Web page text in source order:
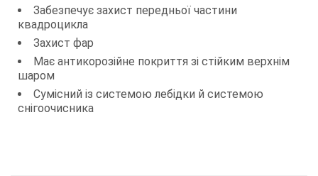
Забезпечує захист передньої частини
квадроцикла
Захист фар
Має антикорозійне покриття зі стійким верхнім
шаром
Сумісний із системою лебідки й системою
снігоочисника